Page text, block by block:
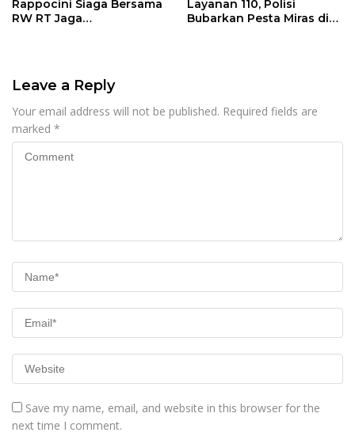
Rappocini Siaga Bersama
RW RT Jaga
Layanan 110, Polisi
Bubarkan Pesta Miras di
Leave a Reply
Your email address will not be published. Required fields are
marked *
Save my name, email, and website in this browser for the
next time I comment.